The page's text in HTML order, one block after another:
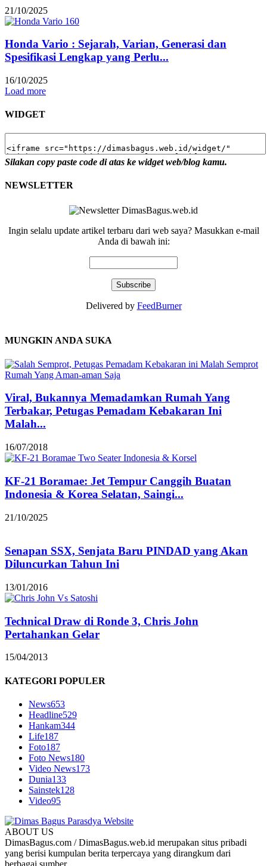
21/10/2025
Honda Vario : Sejarah, Varian, Generasi dan
Spesifikasi Lengkap yang Perlu...
16/10/2025
Load more
WIDGET
Silakan copy paste code di atas ke widget web/blog kamu.
NEWSLETTER
Ingin selalu update artikel terbaru dari web saya? Masukkan e-mail
Anda di bawah ini:
Delivered by FeedBurner
MUNGKIN ANDA SUKA
Viral, Bukannya Memadamkan Rumah Yang
Terbakar, Petugas Pemadam Kebakaran Ini
Malah...
16/07/2018
KF-21 Boramae: Jet Tempur Canggih Buatan
Indonesia & Korea Selatan, Saingi...
21/10/2025
Senapan SSX, Senjata Baru PINDAD yang Akan
Diluncurkan Tahun Ini
13/01/2016
Technical Draw di Ronde 3, Chris John
Pertahankan Gelar
15/04/2013
KATEGORI POPULER
News653
Headline529
Hankam344
Life187
Foto187
Foto News180
Video News173
Dunia133
Sainstek128
Video95
ABOUT US
DimasBagus.com / DimasBagus.web.id merupakan situs pribadi
yang berisi kumpulan berita terpercaya yang dirangkum dari
berbagai sumber.